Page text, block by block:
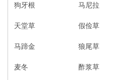
狗牙根 马尼拉
天堂草 假俭草
马蹄金 狼尾草
麦冬 酢浆草